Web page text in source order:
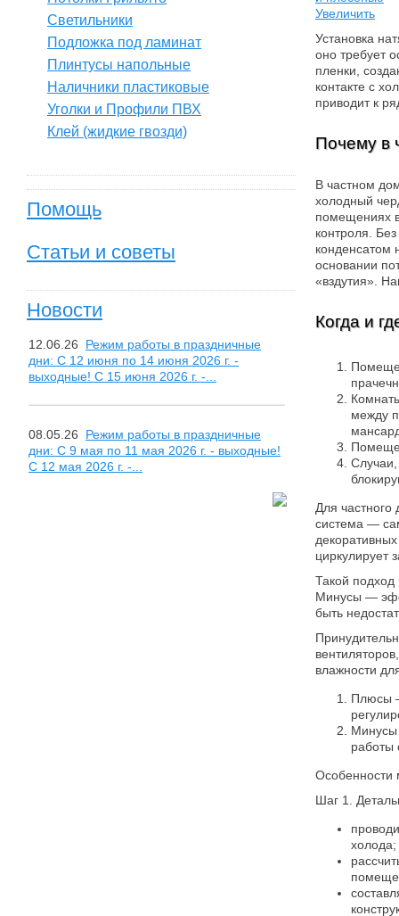
Светильники
Подложка под ламинат
Плинтусы напольные
Наличники пластиковые
Уголки и Профили ПВХ
Клей (жидкие гвозди)
Помощь
Статьи и советы
Новости
12.06.26
Режим работы в праздничные
дни: С 12 июня по 14 июня 2026 г. -
выходные! С 15 июня 2026 г. -...
08.05.26
Режим работы в праздничные
дни: С 9 мая по 11 мая 2026 г. - выходные!
С 12 мая 2026 г. -...
Увеличить
Установка
оно требует
пленки,
контакте с
приводит к
Почему в
В частном
холодный
помещениях
контроля.
конденсатом
основании
«вздутия».
Когда и
между
Для
система —
циркулирует
Такой подход
Минусы —
быть
влажности
Плюсы
Минусы
работы
Особенности
Шаг 1.
холода;